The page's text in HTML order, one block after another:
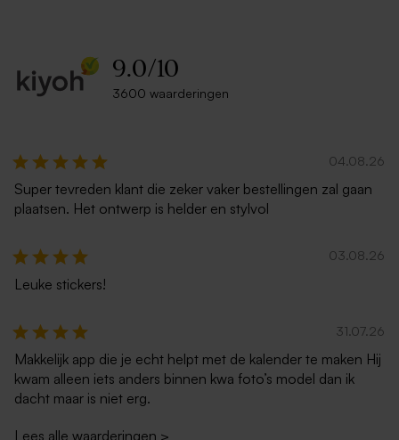
9.0/10
3600 waarderingen
04.08.26
Super tevreden klant die zeker vaker bestellingen zal gaan
plaatsen. Het ontwerp is helder en stylvol
03.08.26
Leuke stickers!
31.07.26
Makkelijk app die je echt helpt met de kalender te maken Hij
kwam alleen iets anders binnen kwa foto’s model dan ik
dacht maar is niet erg.
Lees alle waarderingen >